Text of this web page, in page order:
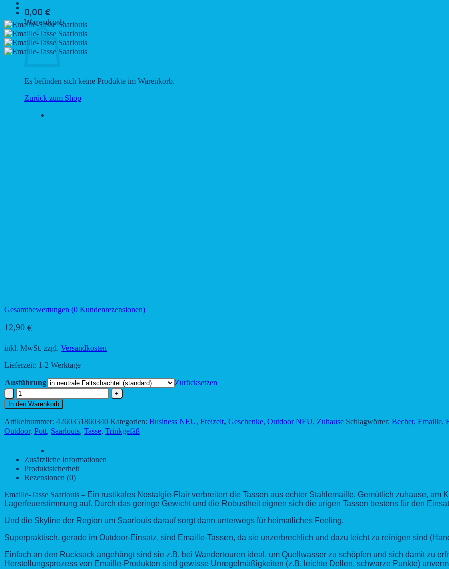
0,00 €
Warenkorb
Es befinden sich keine Produkte im Warenkorb.
Zurück zum Shop
Gesamtbewertungen (0 Kundenrezensionen)
12,90 €
inkl. MwSt. zzgl. Versandkosten
Lieferzeit: 1-2 Werktage
Ausführung
Zurücksetzen
Emaille-
Tasse
Saarlouis
-
Skyline
der
Menge
In den Warenkorb
Artikelnummer: 4260351860340 Kategorien: Business NEU, Freizeit, Geschenke, Outdoor NEU, Zuhause Schlagwörter: Becher, Emaille,
Outdoor, Pott, Saarlouis, Tasse, Trinkgefäß
Zusätzliche Informationen
Produktsicherheit
Rezensionen (0)
Emaille-Tasse Saarlouis – Ein rustikales Nostalgie-Flair verbreiten die Tassen aus echter Stahlemaille. Gemütlich zuhause, am
Lagerfeuerstimmung auf. Durch das geringe Gewicht und die Robustheit eignen sich die urigen Tassen bestens für den
Und die Skyline der Region um Saarlouis darauf sorgt dann unterwegs für heimatliches Feeling.
Superpraktisch, gerade im Outdoor-Einsatz, sind Emaille-Tassen, da sie unzerbrechlich und dazu leicht zu reinigen sind
Einfach an den Rucksack angehängt sind sie z.B. bei Wandertouren ideal, um Quellwasser zu schöpfen und sich damit zu
Herstellungsprozess von Emaille-Produkten sind gewisse Unregelmäßigkeiten (z.B. leichte Dellen, schwarze Punkte)